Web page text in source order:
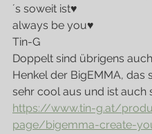
´s soweit ist♥
always be you♥
Tin-G
Doppelt sind übrigens
Henkel der BigEMMA, das
sehr cool aus und ist auch
https://www.tin-g.at/
page/bigemma-create-